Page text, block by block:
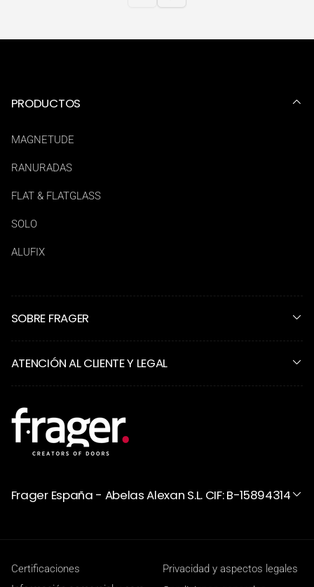
PRODUCTOS
MAGNETUDE
RANURADAS
FLAT & FLATGLASS
SOLO
ALUFIX
SOBRE FRAGER
ATENCIÓN AL CLIENTE Y LEGAL
Frager España - Abelas Alexan S.L. CIF: B-15894314
Certificaciones
Privacidad y aspectos legales